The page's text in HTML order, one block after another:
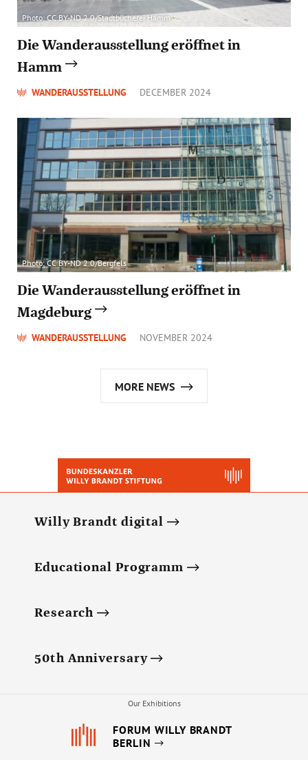
Photo: CC BY-ND 2.0/Stadtbücherei Hamm
Die Wanderausstellung eröffnet in
Hamm
WANDERAUSSTELLUNG DECEMBER 2024
Photo: CC BY-ND 2.0/Bergfels
Die Wanderausstellung eröffnet in
Magdeburg
WANDERAUSSTELLUNG NOVEMBER 2024
MORE NEWS
Willy Brandt digital
Educational Programm
Research
50th Anniversary
Our Exhibitions
FORUM WILLY BRANDT
BERLIN